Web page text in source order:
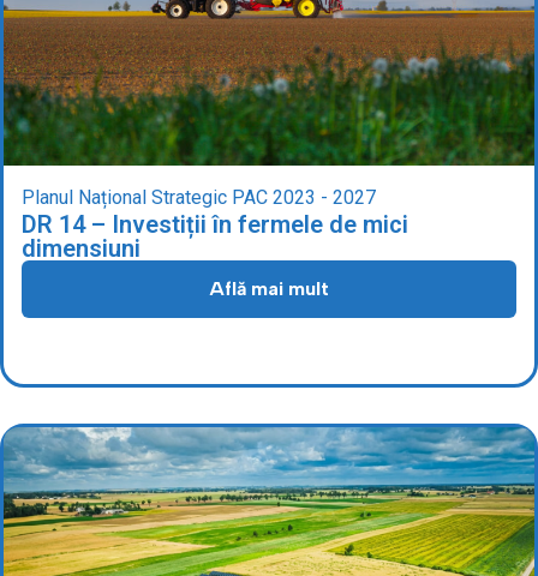
Planul Național Strategic PAC 2023 - 2027
DR 14 – Investiții în fermele de mici
dimensiuni
Află mai mult